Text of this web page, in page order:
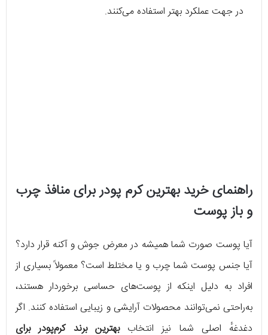
در جهت عملکرد بهتر استفاده می‌کنند.
راهنمای خرید بهترین کرم پودر برای منافذ چرب
و باز پوست
آیا پوست صورت شما همیشه در معرض جوش و آکنه قرار دارد؟
آیا جنس پوست شما چرب و یا مختلط است؟ معمولاً بسیاری از
افراد به دلیل اینکه از پوست‌های حساسی برخوردار هستند،
به‌راحتی نمی‌توانند محصولات آرایشی و زیبایی استفاده کنند. اگر
دغدغهٔ اصلی شما نیز انتخاببهترین برند کرم‌پودر برای